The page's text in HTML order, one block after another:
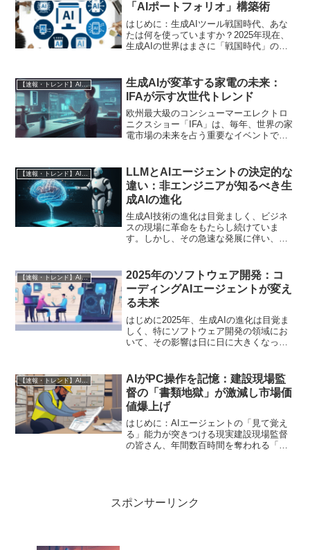
「AIポートフォリオ」構築術
はじめに：生成AIツール戦国時代、あな
たは何を使っていますか？2025年現在、
生成AIの世界はまさに「戦国時代」の様
像作成、動画編集、音楽制作まで、あら
ゆる分野で...
【速報・トレンド】AI仕事術と最新活用ニュース
生成AIが変革する家電の未来：
IFAが示す次世代トレンド
欧州最大級のコンシューマーエレクトロ
ニクスショー「IFA」は、毎年、世界の家
電市場の未来を占う重要なイベントで
て浮上しました。これまで私たちの生活
を便利にして...
【速報・トレンド】AI仕事術と最新活用ニュース
LLMとAIエージェントの決定的な
違い：非エンジニアが知るべき生
成AIの進化
生成AI技術の進化は目覚ましく、ビジネ
スの現場に革命をもたらし続けていま
す。しかし、その急速な発展に伴い、
い、非エンジニアの方々にとっては、そ
れぞれの概念や役割の違...
【速報・トレンド】AI仕事術と最新活用ニュース
2025年のソフトウェア開発：コ
ーディングAIエージェントが変え
る未来
はじめに2025年、生成AIの進化は目覚ま
しく、特にソフトウェア開発の領域にお
いて、その影響は日に日に大きくなって
手に委ねられる時代が到来しつつありま
す。その中でも、...
AIがPC操作を記憶：建設現場監
督の「書類地獄」が激減し市場価
値爆上げ
はじめに：AIエージェントの「見て覚え
る」能力が突きつける現実建設現場監督
の皆さん、年間数百時間を奪われる「書
スポンサーリンク